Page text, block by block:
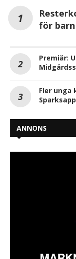
för
Premiär:
Fler
Sparksapp
ANNONS